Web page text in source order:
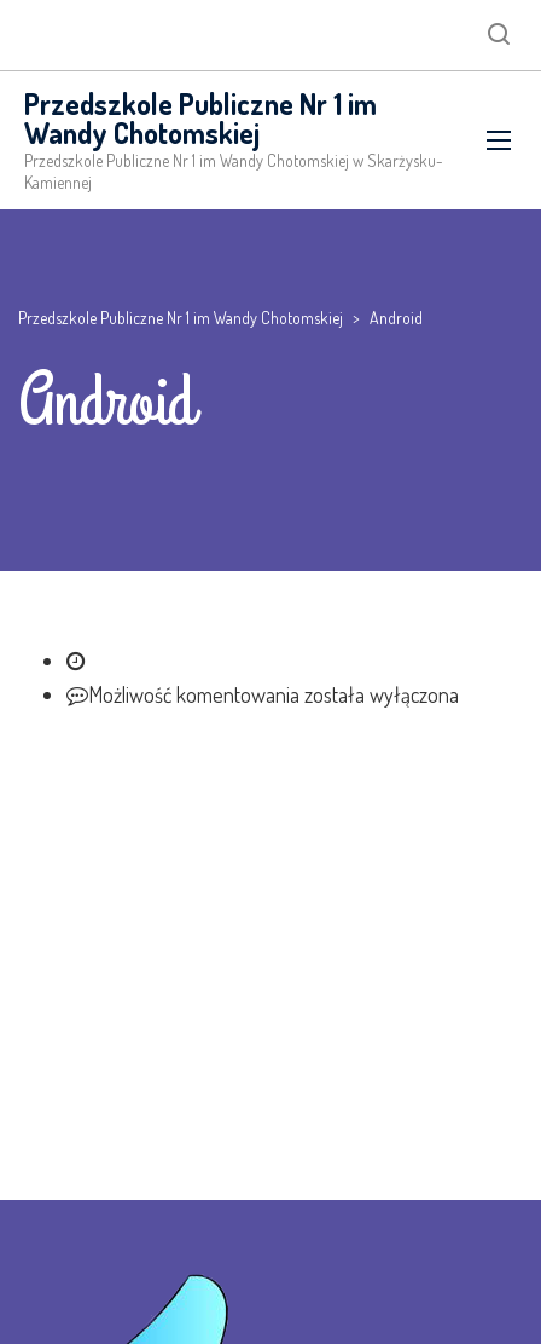
Przedszkole Publiczne Nr 1 im
Wandy Chotomskiej
Przedszkole Publiczne Nr 1 im Wandy Chotomskiej w Skarżysku-
Kamiennej
Przedszkole Publiczne Nr 1 im Wandy Chotomskiej > Android
Android
Możliwość komentowania została wyłączona